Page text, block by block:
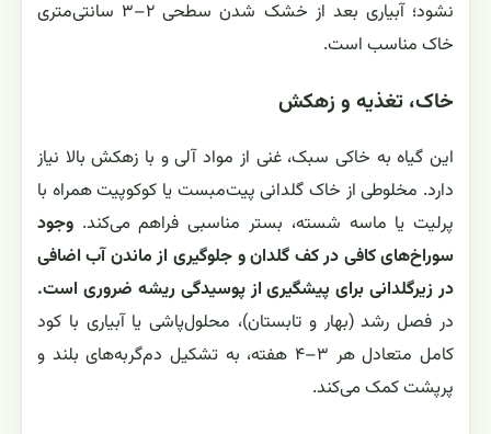
نشود؛ آبیاری بعد از خشک شدن سطحی ۲–۳ سانتی‌متری
خاک مناسب است.
خاک، تغذیه و زهکش
این گیاه به خاکی سبک، غنی از مواد آلی و با زهکش بالا نیاز
دارد. مخلوطی از خاک گلدانی پیت‌مبست یا کوکوپیت همراه با
پرلیت یا ماسه شسته، بستر مناسبی فراهم می‌کند.وجود
سوراخ‌های کافی در کف گلدان و جلوگیری از ماندن آب اضافی
در زیرگلدانی برای پیشگیری از پوسیدگی ریشه ضروری است.
در فصل رشد (بهار و تابستان)، محلول‌پاشی یا آبیاری با کود
کامل متعادل هر ۳–۴ هفته، به تشکیل دم‌گربه‌های بلند و
پرپشت کمک می‌کند.